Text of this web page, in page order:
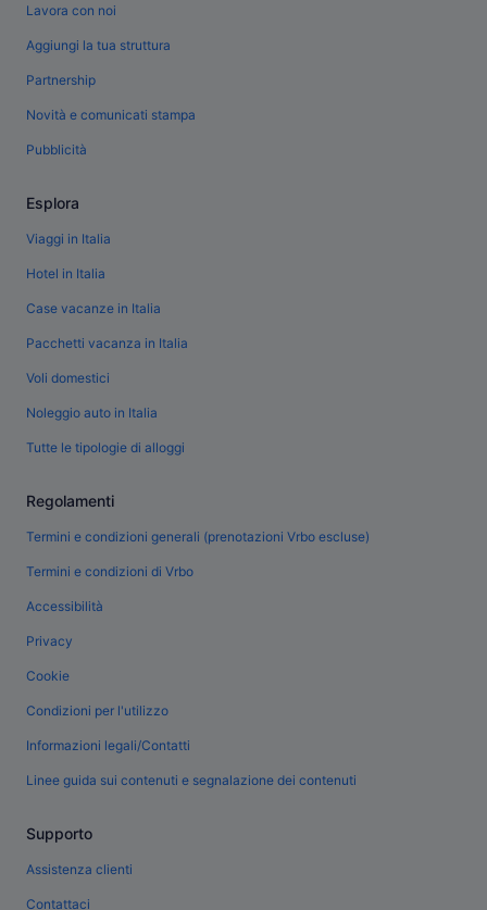
Lavora con noi
Aggiungi la tua struttura
Partnership
Novità e comunicati stampa
Pubblicità
Esplora
Viaggi in Italia
Hotel in Italia
Case vacanze in Italia
Pacchetti vacanza in Italia
Voli domestici
Noleggio auto in Italia
Tutte le tipologie di alloggi
Regolamenti
Termini e condizioni generali (prenotazioni Vrbo escluse)
Termini e condizioni di Vrbo
Accessibilità
Privacy
Cookie
Condizioni per l'utilizzo
Informazioni legali/Contatti
Linee guida sui contenuti e segnalazione dei contenuti
Supporto
Assistenza clienti
Contattaci